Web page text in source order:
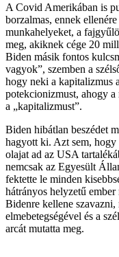
A Covid Amerikában is
borzalmas, ennek
munkahelyeket, a
meg, akiknek cége 20
Biden másik fontos
vagyok”, szemben a
hogy neki a kapitalizmus
potekcionizmust, ahogy
a „kapitalizmust”.
Biden hibátlan beszédet
hagyott ki. Azt sem,
olajat ad az USA
nemcsak az Egyesült
fektette le minden
hátrányos helyzetű
Bidenre kellene szavazni,
elmebetegségével és a
arcát mutatta meg.